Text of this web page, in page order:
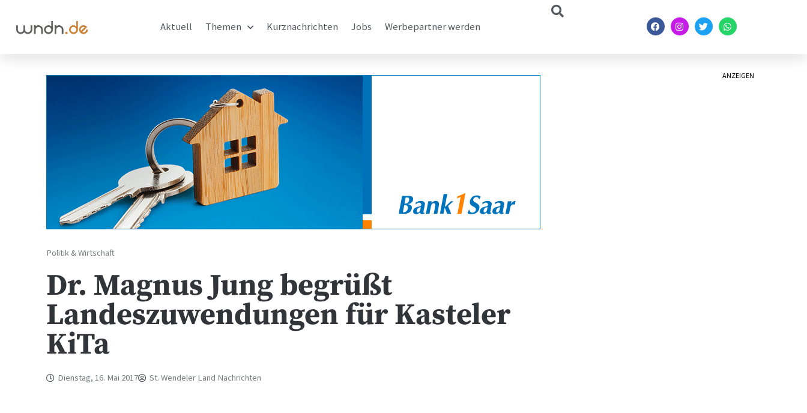
Aktuell Themen Kurznachrichten Jobs Werbepartner werden
Politik & Wirtschaft
Dr. Magnus Jung begrüßt
Landeszuwendungen für Kasteler
KiTa
Dienstag, 16. Mai 2017 St. Wendeler Land Nachrichten
ANZEIGEN